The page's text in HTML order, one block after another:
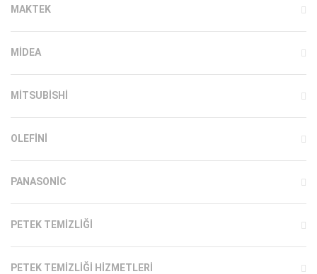
MAKTEK
MIDEA
MITSUBISHI
OLEFINI
PANASONIC
PETEK TEMIZLIĞI
PETEK TEMIZLIĞI HIZMETLERI